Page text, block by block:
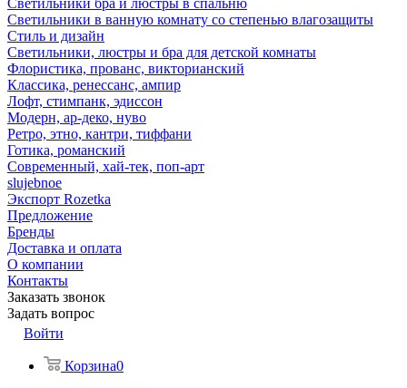
Светильники бра и люстры в спальню
Светильники в ванную комнату со степенью влагозащиты
Стиль и дизайн
Светильники, люстры и бра для детской комнаты
Флористика, прованс, викторианский
Классика, ренессанс, ампир
Лофт, стимпанк, эдиссон
Модерн, ар-деко, нуво
Ретро, этно, кантри, тиффани
Готика, романский
Современный, хай-тек, поп-арт
slujebnoe
Экспорт Rozetka
Предложение
Бренды
Доставка и оплата
О компании
Контакты
Заказать звонок
Задать вопрос
Войти
Корзина0